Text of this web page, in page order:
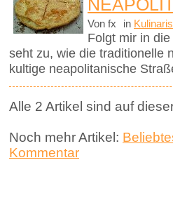
Von fx in
Folgt mir in
seht zu, wie die traditionelle
kultige neapolitanische
Alle 2 Artikel sind auf
Noch mehr Artikel:
Kommentar